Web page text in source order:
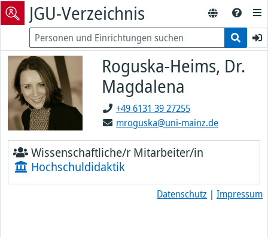
JGU-Verzeichnis
Roguska-Heims, Dr.
Magdalena
+49 6131 39 27255
mroguska@uni-mainz.de
Wissenschaftliche/r Mitarbeiter/in
Hochschuldidaktik
Datenschutz | Impressum